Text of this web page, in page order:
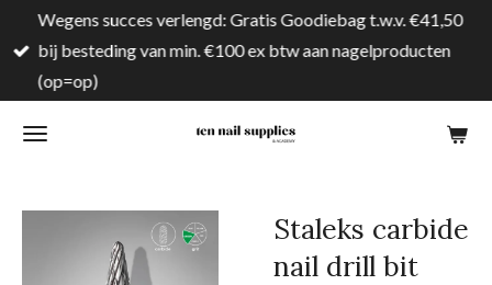
direct
naar
hoofdinhoud
Wegens succes verlengd: Gratis Goodiebag t.w.v. €41,50
bij besteding van min. €100 ex btw aan nagelproducten
(op=op)
Staleks carbide
nail drill bit